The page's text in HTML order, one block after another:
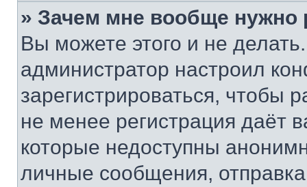
» Зачем мне вообще нужно
Вы можете этого и не
администратор настроил
зарегистрироваться, чтобы
не менее регистрация даёт
которые недоступны
личные сообщения,